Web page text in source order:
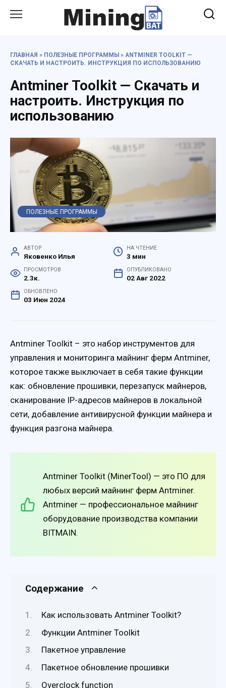
ГЛАВНАЯ » ПОЛЕЗНЫЕ ПРОГРАММЫ » ANTMINER TOOLKIT —
СКАЧАТЬ И НАСТРОИТЬ. ИНСТРУКЦИЯ ПО ИСПОЛЬЗОВАНИЮ
Antminer Toolkit — Скачать и
настроить. Инструкция по
использованию
ПОЛЕЗНЫЕ ПРОГРАММЫ
АВТОР
Яковенко Илья
НА ЧТЕНИЕ
3 мин
ПРОСМОТРОВ
2.3к.
ОПУБЛИКОВАНО
02 Авг 2022
ОБНОВЛЕНО
03 Июн 2024
Antminer Toolkit – это набор инструментов для
управления и мониторинга майнинг ферм Antminer,
которое также выключает в себя такие функции
как: обновление прошивки, перезапуск майнеров,
сканирование IP-адресов майнеров в локальной
сети, добавление антивирусной функции майнера и
функция разгона майнера.
Antminer Toolkit (MinerTool) — это ПО для
любых версий майнинг ферм Antminer.
Antminer — профессиональное майнинг
оборудование производства компании
BITMAIN.
Содержание
Как использовать Antminer Toolkit?
Функции Antminer Toolkit
Пакетное управление
Пакетное обновление прошивки
Overclock function